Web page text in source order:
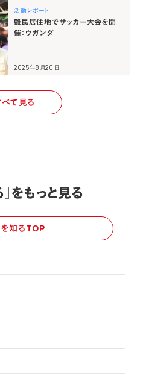
活動レポート
難民居住地でサッカー大会を開
催：ウガンダ
2025年8月20日
べて見る
をもっと見る
知るTOP